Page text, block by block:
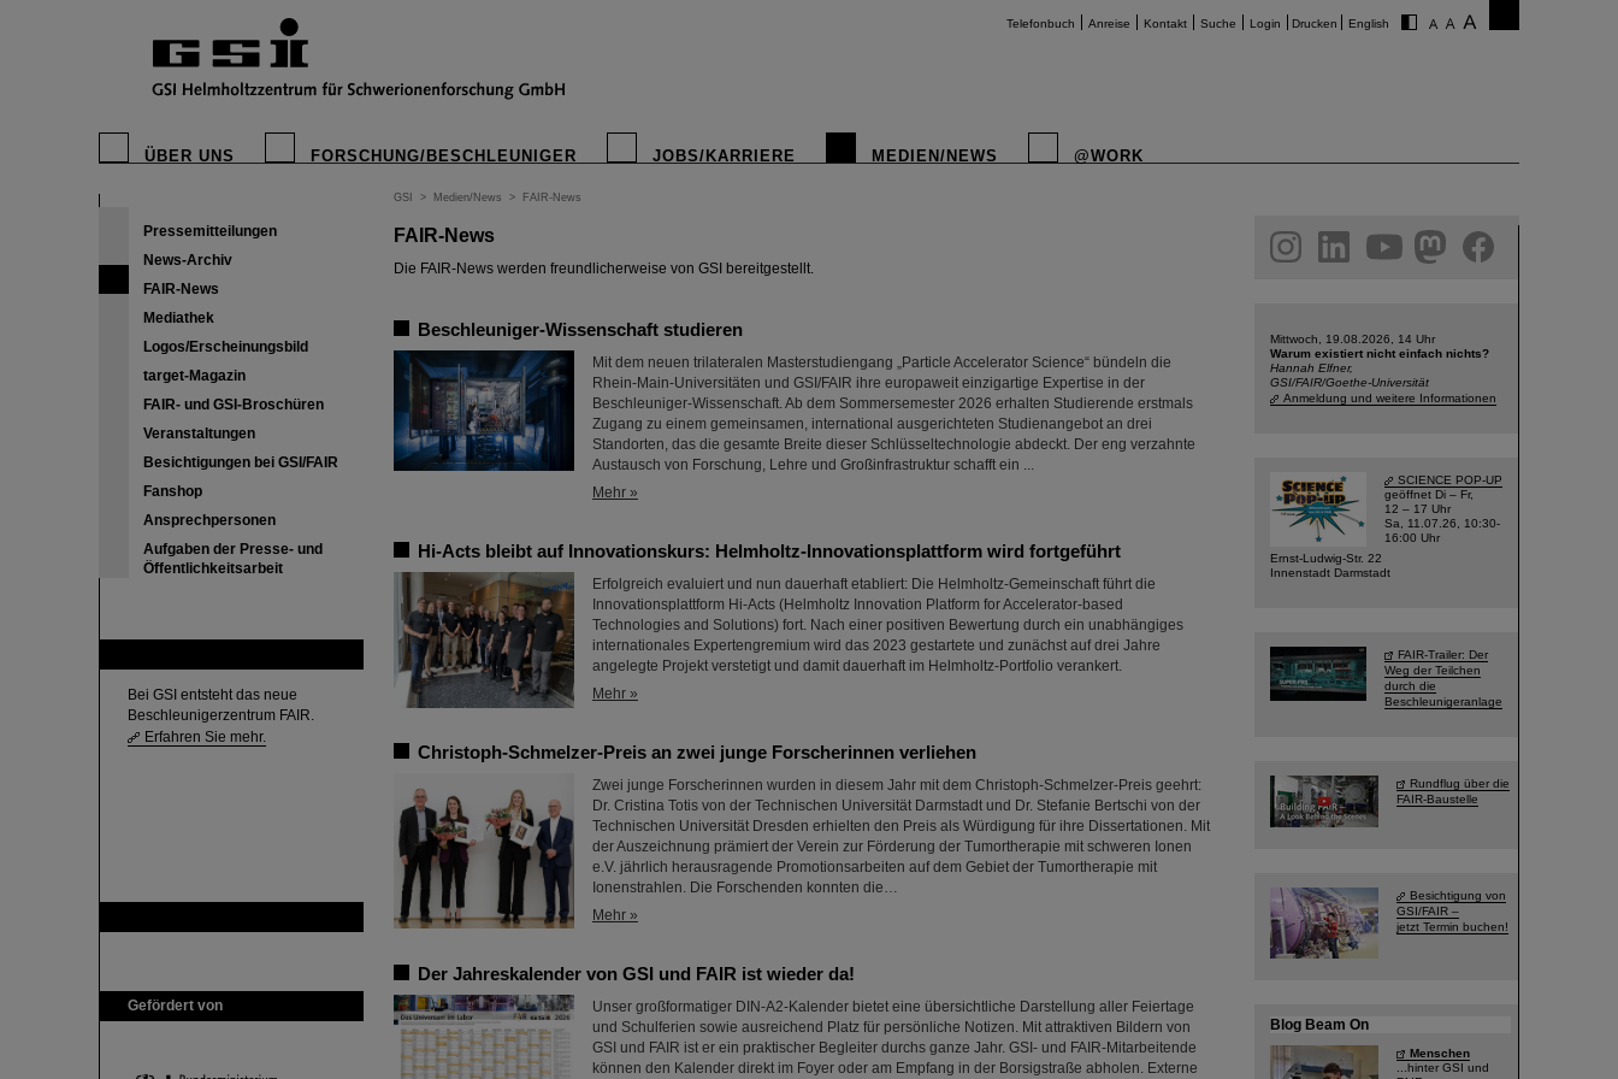
Telefonbuch Anreise Kontakt Suche Login Drucken English
ÜBER UNS FORSCHUNG/BESCHLEUNIGER JOBS/KARRIERE MEDIEN/NEWS @WORK
Pressemitteilungen
News-Archiv
FAIR-News
Mediathek
Logos/Erscheinungsbild
target-Magazin
FAIR- und GSI-Broschüren
Veranstaltungen
Besichtigungen bei GSI/FAIR
Fanshop
Ansprechpersonen
Aufgaben der Presse- und
Öffentlichkeitsarbeit
Bei GSI entsteht das neue
Beschleunigerzentrum FAIR.
Erfahren Sie mehr.
Gefördert von
GSI > Medien/News > FAIR-News
FAIR-News
Die FAIR-News werden freundlicherweise von GSI bereitgestellt.
Beschleuniger-Wissenschaft studieren
Mit dem neuen trilateralen Masterstudiengang „Particle Accelerator Science“ bündeln die
Rhein-Main-Universitäten und GSI/FAIR ihre europaweit einzigartige Expertise in der
Beschleuniger-Wissenschaft. Ab dem Sommersemester 2026 erhalten Studierende erstmals
Zugang zu einem gemeinsamen, international ausgerichteten Studienangebot an drei
Standorten, das die gesamte Breite dieser Schlüsseltechnologie abdeckt. Der eng verzahnte
Austausch von Forschung, Lehre und Großinfrastruktur schafft ein ...
Mehr »
Hi-Acts bleibt auf Innovationskurs: Helmholtz-Innovationsplattform wird fortgeführt
Erfolgreich evaluiert und nun dauerhaft etabliert: Die Helmholtz-Gemeinschaft führt die
Innovationsplattform Hi-Acts (Helmholtz Innovation Platform for Accelerator-based
Technologies and Solutions) fort. Nach einer positiven Bewertung durch ein unabhängiges
internationales Expertengremium wird das 2023 gestartete und zunächst auf drei Jahre
angelegte Projekt verstetigt und damit dauerhaft im Helmholtz-Portfolio verankert.
Mehr »
Christoph-Schmelzer-Preis an zwei junge Forscherinnen verliehen
Zwei junge Forscherinnen wurden in diesem Jahr mit dem Christoph-Schmelzer-Preis geehrt:
Dr. Cristina Totis von der Technischen Universität Darmstadt und Dr. Stefanie Bertschi von der
Technischen Universität Dresden erhielten den Preis als Würdigung für ihre Dissertationen. Mit
der Auszeichnung prämiert der Verein zur Förderung der Tumortherapie mit schweren Ionen
e.V. jährlich herausragende Promotionsarbeiten auf dem Gebiet der Tumortherapie mit
Ionenstrahlen. Die Forschenden konnten die…
Mehr »
Der Jahreskalender von GSI und FAIR ist wieder da!
Unser großformatiger DIN-A2-Kalender bietet eine übersichtliche Darstellung aller Feiertage
und Schulferien sowie ausreichend Platz für persönliche Notizen. Mit attraktiven Bildern von
GSI und FAIR ist er ein praktischer Begleiter durchs ganze Jahr. GSI- und FAIR-Mitarbeitende
können den Kalender direkt im Foyer oder am Empfang in der Borsigstraße abholen. Externe
facebook
Mittwoch, 19.08.2026, 14 Uhr
Warum existiert nicht einfach nichts?
Hannah Elfner,
GSI/FAIR/Goethe-Universität
Anmeldung und weitere Informationen
SCIENCE POP-UP
geöffnet Di – Fr,
12 – 17 Uhr
Sa, 11.07.26, 10:30-
16:00 Uhr
Ernst-Ludwig-Str. 22
Innenstadt Darmstadt
FAIR-Trailer: Der
Weg der Teilchen
durch die
Beschleunigeranlage
Rundflug über die
FAIR-Baustelle
Besichtigung von
GSI/FAIR –
jetzt Termin buchen!
Blog Beam On
Menschen
...hinter GSI und